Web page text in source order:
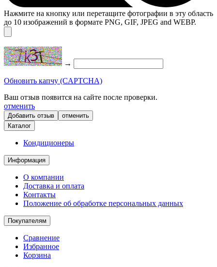
Нажмите на кнопку или перетащите фотографии в эту область
до 10 изображений в формате PNG, GIF, JPEG and WEBP.
→
Обновить капчу (CAPTCHA)
Ваш отзыв появится на сайте после проверки.
отменить
отменить
Каталог
Кондиционеры
Информация
О компании
Доставка и оплата
Контакты
Положение об обработке персональных данных
Покупателям
Сравнение
Избранное
Корзина